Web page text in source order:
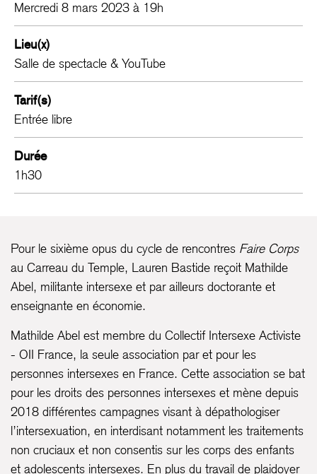
Mercredi 8 mars 2023 à 19h
Lieu(x)
Salle de spectacle & YouTube
Tarif(s)
Entrée libre
Durée
1h30
Pour le sixième opus du cycle de rencontres Faire Corps
au Carreau du Temple, Lauren Bastide reçoit Mathilde
Abel, militante intersexe et par ailleurs doctorante et
enseignante en économie.
Mathilde Abel est membre du Collectif Intersexe Activiste
- OII France, la seule association par et pour les
personnes intersexes en France. Cette association se bat
pour les droits des personnes intersexes et mène depuis
2018 différentes campagnes visant à dépathologiser
l’intersexuation, en interdisant notamment les traitements
non cruciaux et non consentis sur les corps des enfants
et adolescents intersexes. En plus du travail de plaidoyer